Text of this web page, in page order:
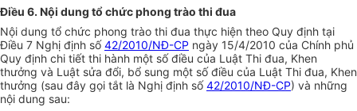
Điều 6. Nội dung tổ chức phong trào thi đua
Nội dung tổ chức phong trào thi đua thực hiện theo Quy định tại
Điều 7 Nghị định số42/2010/NĐ-CP ngày 15/4/2010 của Chính phủ
Quy định chi tiết thi hành một số điều của Luật Thi đua, Khen
thưởng và Luật sửa đổi, bổ sung một số điều của Luật Thi đua, Khen
thưởng (sau đây gọi tắt là Nghị định số42/2010/NĐ-CP) và những
nội dung sau: